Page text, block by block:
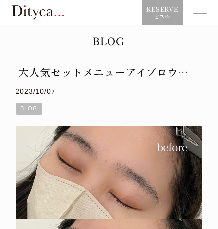
RESERVE
ご予約
BLOG
⁡大人気セットメニュー⁡アイブロウ…
2023/10/07
BLOG